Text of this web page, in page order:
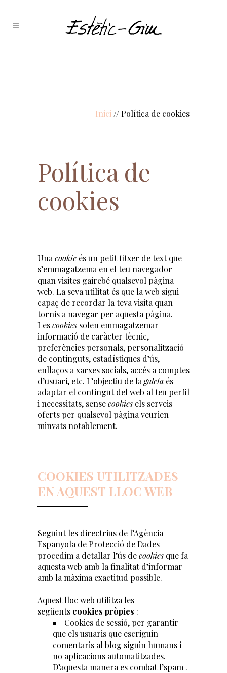
Inici // Política de cookies
Política de
cookies
Una cookie és un petit fitxer de text que
s’emmagatzema en el teu navegador
quan visites gairebé qualsevol pàgina
web. La seva utilitat és que la web sigui
capaç de recordar la teva visita quan
tornis a navegar per aquesta pàgina.
Lescookies solen emmagatzemar
informació de caràcter tècnic,
preferències personals, personalització
de continguts, estadístiques d’ús,
enllaços a xarxes socials, accés a comptes
d’usuari, etc. L’objectiu de la galeta és
adaptar el contingut del web al teu perfil
i necessitats, sensecookies els serveis
oferts per qualsevol pàgina veurien
minvats notablement.
COOKIES UTILITZADES
EN AQUEST LLOC WEB
Seguint les directrius de l’Agència
Espanyola de Protecció de Dades
procedim a detallar l’ús decookies que fa
aquesta web amb la finalitat d’informar
amb la màxima exactitud possible.
Aquest lloc web utilitza les
següents cookies pròpies :
Cookies de sessió, per garantir
que els usuaris que escriguin
comentaris al blog siguin humans i
no aplicacions automatitzades.
D’aquesta manera es combat l’spam .